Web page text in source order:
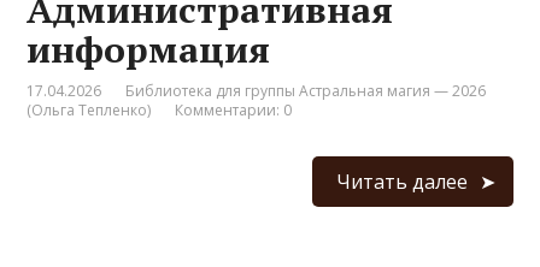
Административная
информация
17.04.2026
Библиотека для группы Астральная магия — 2026
(Ольга Тепленко)
Комментарии: 0
Читать далее